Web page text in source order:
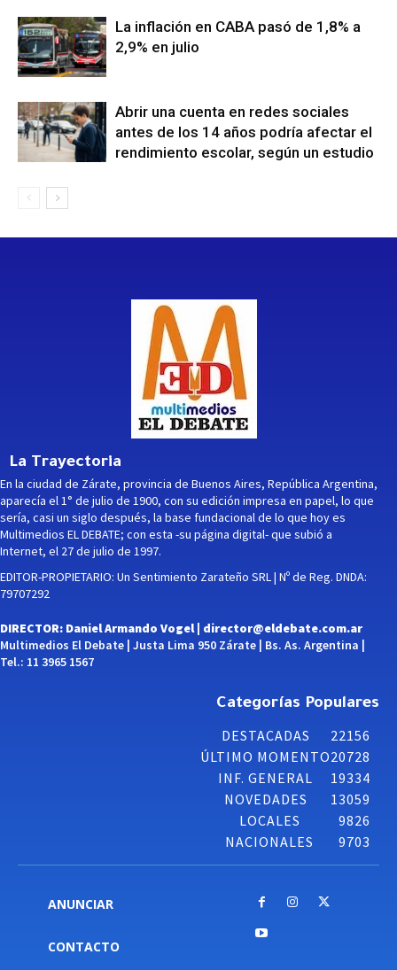
La inflación en CABA pasó de 1,8% a
2,9% en julio
Abrir una cuenta en redes sociales
antes de los 14 años podría afectar el
rendimiento escolar, según un estudio
La Trayectoria
En la ciudad de Zárate, provincia de Buenos Aires, República Argentina,
aparecía el 1° de julio de 1900, con su edición impresa en papel, lo que
sería, casi un siglo después, la base fundacional de lo que hoy es
Multimedios EL DEBATE; con esta -su página digital- que subió a
Internet, el 27 de julio de 1997.
EDITOR-PROPIETARIO: Un Sentimiento Zarateño SRL | Nº de Reg. DNDA:
79707292
DIRECTOR: Daniel Armando Vogel | director@eldebate.com.ar
Multimedios El Debate | Justa Lima 950 Zárate | Bs. As. Argentina |
Tel.: 11 3965 1567
Categorías Populares
DESTACADAS
22156
ÚLTIMO MOMENTO20728
INF. GENERAL
19334
NOVEDADES
13059
LOCALES
9826
NACIONALES
9703
ANUNCIAR
CONTACTO